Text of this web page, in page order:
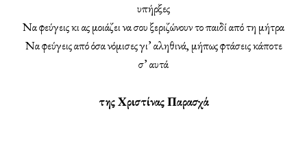
υπήρξες
Να φεύγεις κι ας μοιάζει να σου ξεριζώνουν το παιδί από τη μήτρα
Να φεύγεις από όσα νόμισες γι’ αληθινά, μήπως φτάσεις κάποτε
σ’ αυτά
της Χριστίνας Παρασχά